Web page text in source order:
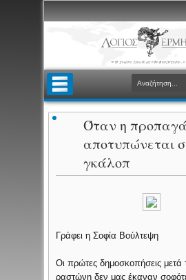
Όταν η
αποτυπώνεται
γκάλοπ
Γράφει η Σοφία Βούλτεψη
Οι πρώτες δημοσκοπήσεις μετά
ραστώνη δεν μας έκαναν